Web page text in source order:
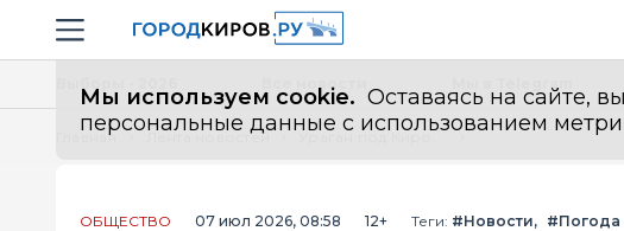
Навигация сайта
Мы используем cookie. Оставаясь на сайте,
персональные данные с использованием
Все новости
Главная Лента новостей
ОБЩЕСТВО 07 июл 2026, 08:58 12+ Теги: #Новости #Погода